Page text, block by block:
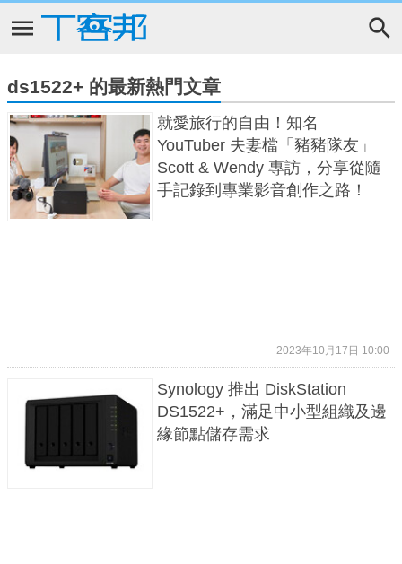
ds1522+ 的最新熱門文章
就愛旅行的自由！知名
YouTuber 夫妻檔「豬豬隊友」
Scott & Wendy 專訪，分享從隨
手記錄到專業影音創作之路！
2023年10月17日 10:00
Synology 推出 DiskStation
DS1522+，滿足中小型組織及邊
緣節點儲存需求